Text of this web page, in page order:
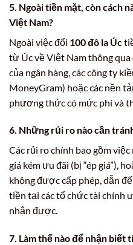
5. Ngoài tiền mặt, còn cách
Việt Nam?
Ngoài việc đổi 100 đô la Úc
từ Úc về Việt Nam thông
của ngân hàng, các công ty
MoneyGram) hoặc các nền
phương thức có mức phí và
6. Những rủi ro nào cần
Các rủi ro chính bao gồm
giá kém ưu đãi (bị “ép giá”),
không được cấp phép, dẫn
tiền tại các tổ chức tài chính
nhận được.
7. Làm thế nào để nhận biết